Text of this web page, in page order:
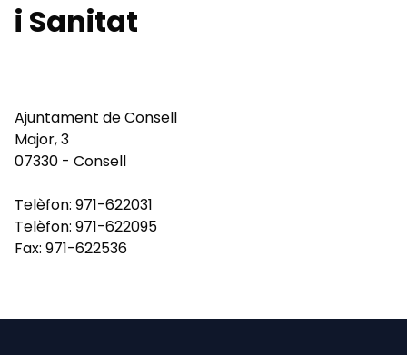
i Sanitat
Ajuntament de Consell
Major, 3
07330 - Consell
Telèfon: 971-622031
Telèfon: 971-622095
Fax: 971-622536